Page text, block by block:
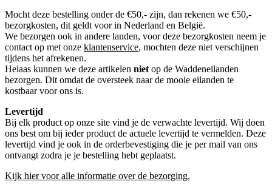
Mocht deze bestelling onder de €50,- zijn, dan rekenen we €50,-
bezorgkosten, dit geldt voor in Nederland en België.
We bezorgen ook in andere landen, voor deze bezorgkosten neem je
contact op met onze klantenservice, mochten deze niet verschijnen
tijdens het afrekenen.
Helaas kunnen we deze artikelen niet op de Waddeneilanden
bezorgen. Dit omdat de oversteek naar de mooie eilanden te
kostbaar voor ons is.
Levertijd
Bij elk product op onze site vind je de verwachte levertijd. Wij doen
ons best om bij ieder product de actuele levertijd te vermelden. Deze
levertijd vind je ook in de orderbevestiging die je per mail van ons
ontvangt zodra je je bestelling hebt geplaatst.
Kijk hier voor alle informatie over de bezorging.